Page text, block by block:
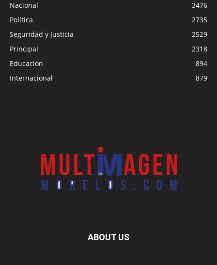
Nacional
3476
Política
2735
Seguridad y Justicia
2529
Principal
2318
Educación
894
Internacional
879
ABOUT US